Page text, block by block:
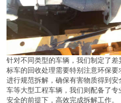
针对不同类型的车辆，我们制定了
标车的回收处理需要特别注意环保
进行规范拆解，确保有害物质得到
车等大型工程车辆，我们则配备了
安全的前提下，高效完成拆解工作。